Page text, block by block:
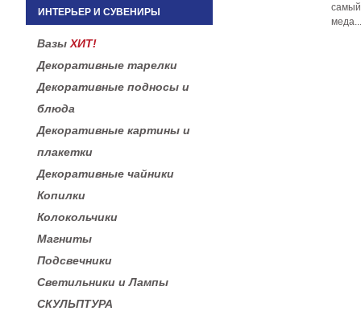
ИНТЕРЬЕР И СУВЕНИРЫ
Вазы ХИТ!
Декоративные тарелки
Декоративные подносы и
блюда
Декоративные картины и
плакетки
Декоративные чайники
Копилки
Колокольчики
Магниты
Подсвечники
Светильники и Лампы
СКУЛЬПТУРА
меда...